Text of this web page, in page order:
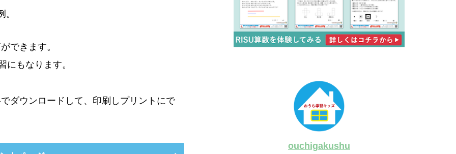
できます。
にもなります。
ダウンロードして、印刷しプリントにで
ouchigakushu